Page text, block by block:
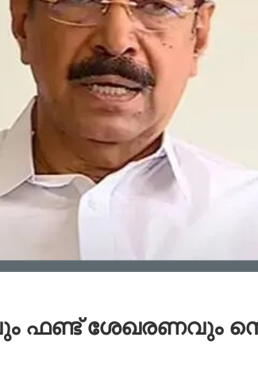
ഫണ്ട് ശേഖരണവും